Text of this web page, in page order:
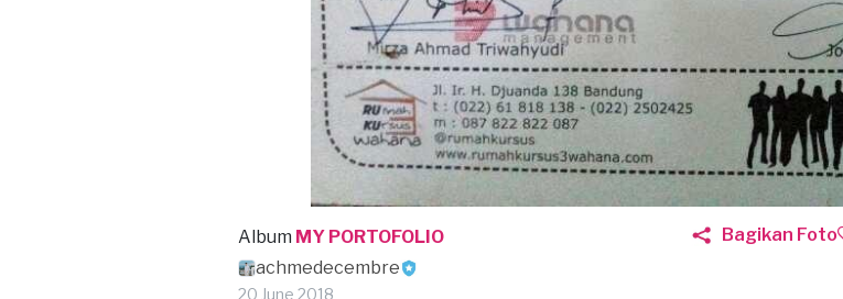
Album MY PORTOFOLIO
achmedecembre
20 June 2018
Bagikan Foto